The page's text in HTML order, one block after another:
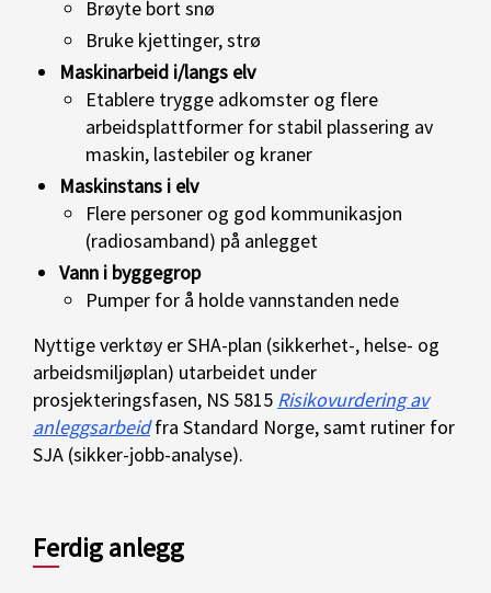
Brøyte bort snø
Bruke kjettinger, strø
Maskinarbeid i/langs elv
Etablere trygge adkomster og flere
arbeidsplattformer for stabil plassering av
maskin, lastebiler og kraner
Maskinstans i elv
Flere personer og god kommunikasjon
(radiosamband) på anlegget
Vann i byggegrop
Pumper for å holde vannstanden nede
Nyttige verktøy er SHA-plan (sikkerhet-, helse- og
arbeidsmiljøplan) utarbeidet under
prosjekteringsfasen, NS 5815 Risikovurdering av
anleggsarbeidfra Standard Norge, samt rutiner for
SJA (sikker-jobb-analyse).
Ferdig anlegg